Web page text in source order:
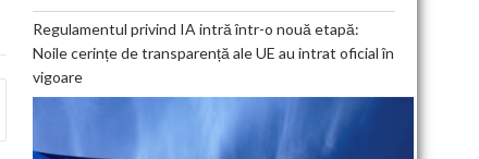
Regulamentul privind IA intră într-o nouă etapă:
Noile cerințe de transparență ale UE au intrat oficial în
vigoare